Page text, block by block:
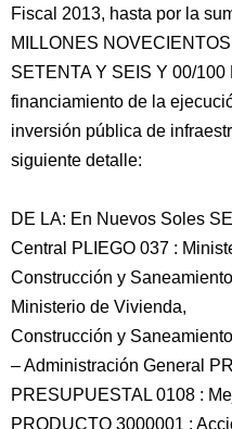
Fiscal 2013, hasta por la
MILLONES
SETENTA Y SEIS Y 00/100
financiamiento de la
inversión pública de
siguiente detalle:
DE LA: En Nuevos Soles
Central PLIEGO 037 :
Construcción y
Ministerio de Vivienda,
Construcción y Saneamiento
– Administración General
PRESUPUESTAL 0108 :
PRODUCTO 3000001 :